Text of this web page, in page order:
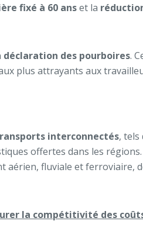
fixé à 60 anset la
des pourboires.
plus attrayants aux
interconnectés, tels
offertes dans les régions.
fluviale et ferroviaire,
la compétitivité des